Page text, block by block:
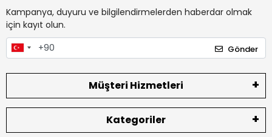
Kampanya, duyuru ve bilgilendirmelerden haberdar olmak
için kayıt olun.
Gönder
Müşteri Hizmetleri
Kategoriler